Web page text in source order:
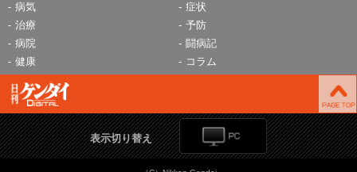
病気
症状
治療
予防
病院
闘病記
健康
コラム
表示切り替え